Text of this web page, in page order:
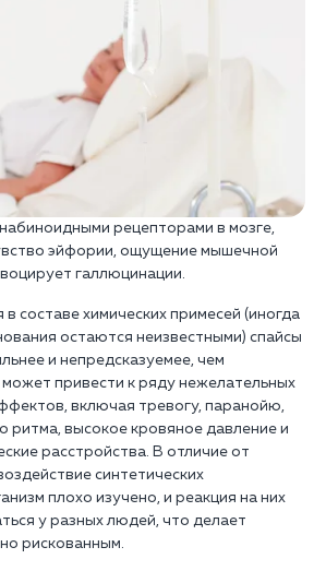
рецепторами в мозге,
эйфории, ощущение мышечной
галлюцинации.
составе химических примесей (иногда
остаются неизвестными) спайсы
и непредсказуемее, чем
привести к ряду нежелательных
включая тревогу, паранойю,
ритма, высокое кровяное давление и
расстройства. В отличие от
синтетических
плохо изучено, и реакция на них
у разных людей, что делает
рискованным.